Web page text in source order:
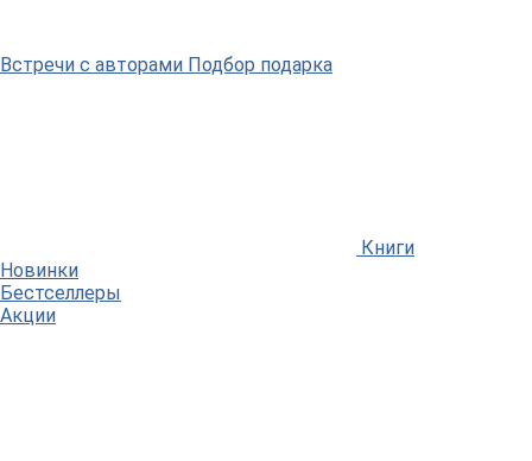
Встречи с авторами Подбор подарка
Книги
Новинки
Бестселлеры
Акции